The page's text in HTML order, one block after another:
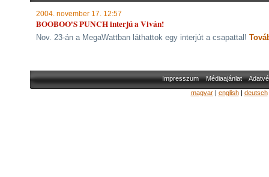
2004. november 17. 12:57
BOOBOO'S PUNCH interjú a Viván!
Nov. 23-án a MegaWattban láthattok egy interjút a csapattal!
Impresszum Médiaajánlat
magyar| english| deutsch